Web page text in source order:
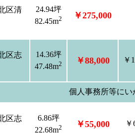
区清
24.94坪
82.45m2 ￥275,000
区志
14.36坪
47.48m2 ￥88,000 ￥
個人事務所等に
区志
6.86坪
22.68m2 ￥55,000